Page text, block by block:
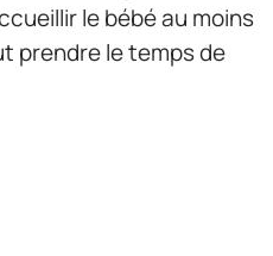
le bébé au moins
prendre le temps de